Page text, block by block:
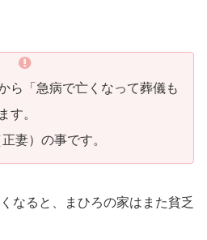
ら「急病で亡くなって葬儀も
す。
妻）の事です。
なると、まひろの家はまた貧乏